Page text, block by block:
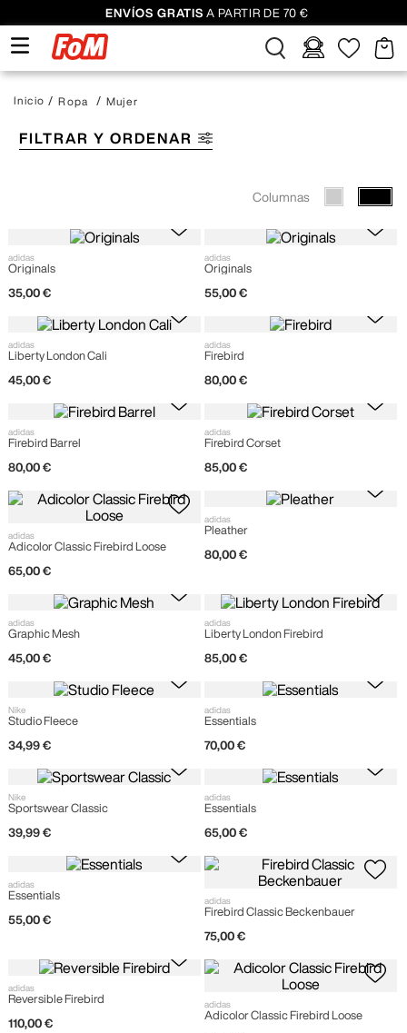
ENVÍOS GRATIS A PARTIR DE 70 €
Ropa Mujer
FILTRAR Y ORDENAR
Columnas
adidas
Originals
35,00 €
adidas
Originals
55,00 €
adidas
Liberty London Cali
45,00 €
adidas
Firebird
80,00 €
adidas
Firebird Barrel
80,00 €
adidas
Firebird Corset
85,00 €
adidas
Adicolor Classic Firebird Loose
65,00 €
adidas
Pleather
80,00 €
adidas
Graphic Mesh
45,00 €
adidas
Liberty London Firebird
85,00 €
Nike
Studio Fleece
34,99 €
adidas
Essentials
70,00 €
Nike
Sportswear Classic
39,99 €
adidas
Essentials
65,00 €
adidas
Essentials
55,00 €
adidas
Firebird Classic Beckenbauer
75,00 €
adidas
Reversible Firebird
110,00 €
adidas
Adicolor Classic Firebird Loose